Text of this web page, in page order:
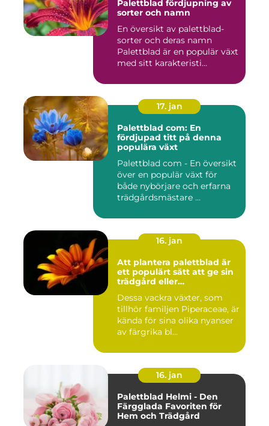
Palettblad fördjupning av
sorter och namn
En översikt av palettblad-
sorter och deras namn
Palettblad är en populär växt
med sitt karakteristi...
17. jan
Palettblad com: En
fördjupad titt på denna
populära växt
Palettblad com - En översikt
över en populär växt för
både nybörjare och erfarna
trädgårdsmästare ...
16. jan
Att plantera palettblad är
ett populärt sätt att ge sin
trädgård eller
och levande touch
Dessa vackra växter, som
tillhör familjen Piperaceae, är
kända för sina olika nyanser
av färgrika bl...
16. jan
Palettblad Helmi - Den
Färgglada Favoriten för
Hem och Trädgård